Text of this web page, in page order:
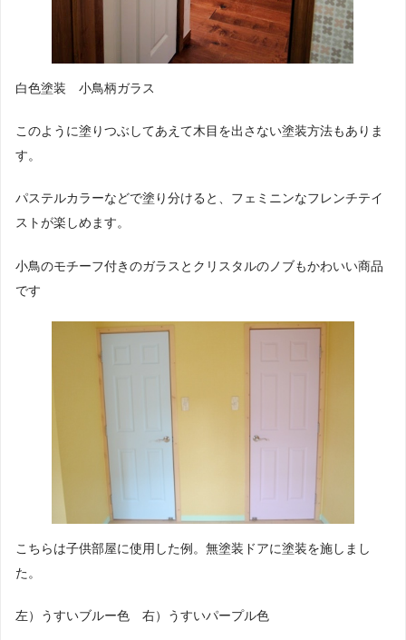
白色塗装 小鳥柄ガラス
このように塗りつぶしてあえて木目を出さない塗装方法もありま
す。
パステルカラーなどで塗り分けると、フェミニンなフレンチテイ
ストが楽しめます。
小鳥のモチーフ付きのガラスとクリスタルのノブもかわいい商品
です
こちらは子供部屋に使用した例。無塗装ドアに塗装を施しまし
た。
左）うすいブルー色 右）うすいパープル色